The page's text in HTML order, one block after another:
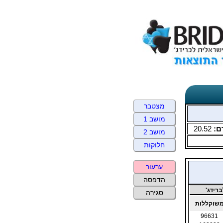
20.52
משוקללות
96631
מצטבר
מושב 1
מושב 2
חלוקות
ערעור
הדפסה
סגירה